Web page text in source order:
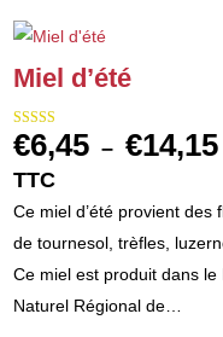
Miel d’été
Note
5.00
€6,45 – €14,15
TTC
Ce miel d’été provient des
de tournesol, trèfles,
Ce miel est produit dans le
Naturel Régional de…